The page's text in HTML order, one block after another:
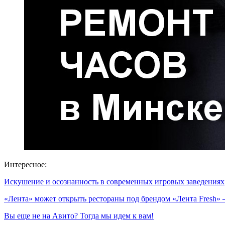
Интересное:
Искушение и осознанность в современных игровых заведениях
«Лента» может открыть рестораны под брендом «Лента
Вы еще не на Авито? Тогда мы идем к вам!